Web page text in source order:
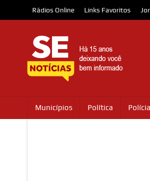
Rádios Online Links Favoritos
Municípios Política Polícia